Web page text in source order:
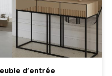
d’entrée